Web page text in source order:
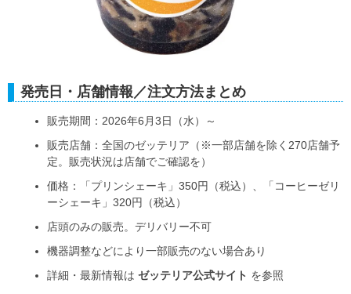
発売日・店舗情報／注文方法まとめ
販売期間：2026年6月3日（水）～
販売店舗：全国のゼッテリア（※一部店舗を除く270店舗予
定。販売状況は店舗でご確認を）
価格：「プリンシェーキ」350円（税込）、「コーヒーゼリ
ーシェーキ」320円（税込）
店頭のみの販売。デリバリー不可
機器調整などにより一部販売のない場合あり
詳細・最新情報は ゼッテリア公式サイト を参照